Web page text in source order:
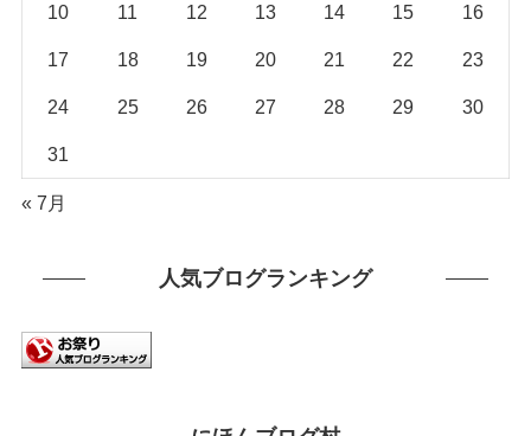
10 11 12 13 14 15 16
17 18 19 20 21 22 23
24 25 26 27 28 29 30
31
« 7月
人気ブログランキング